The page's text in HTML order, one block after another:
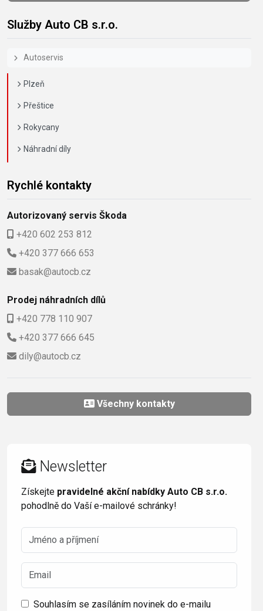
Služby Auto CB s.r.o.
Autoservis
Plzeň
Přeštice
Rokycany
Náhradní díly
Rychlé kontakty
Autorizovaný servis Škoda
+420 602 253 812
+420 377 666 653
basak@autocb.cz
Prodej náhradních dílů
+420 778 110 907
+420 377 666 645
dily@autocb.cz
Všechny kontakty
Newsletter
Získejte pravidelné akční nabídky Auto CB s.r.o.
pohodlně do Vaší e-mailové schránky!
Souhlasím se zasíláním novinek do e-mailu